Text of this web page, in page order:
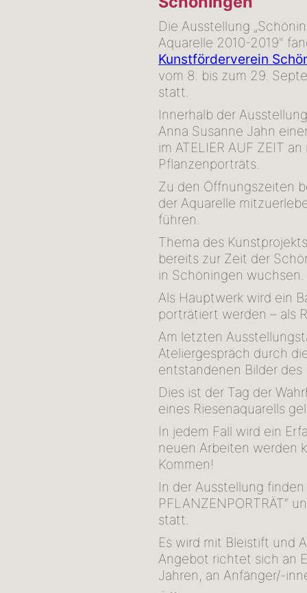
Die Ausstellung
Aquarelle 2010-2019"
Kunstförderverein
vom 8. bis zum 29.
statt.
Innerhalb der
Anna Susanne Jahn
im ATELIER AUF ZEIT
Pflanzenporträts.
Zu den Öffnungszeiten
der Aquarelle
führen.
Thema des
bereits zur Zeit der
in Schöningen wuchsen.
Als Hauptwerk wird ein
porträtiert werden – als
Am letzten
Ateliergespräch durch
entstandenen Bilder des
Dies ist der Tag der
eines Riesenaquarells
In jedem Fall wird ein
neuen Arbeiten werden
Kommen!
In der Ausstellung
PFLANZENPORTRÄT“
statt.
Es wird mit Bleistift und
Angebot richtet sich an
Jahren, an Anfänger/-